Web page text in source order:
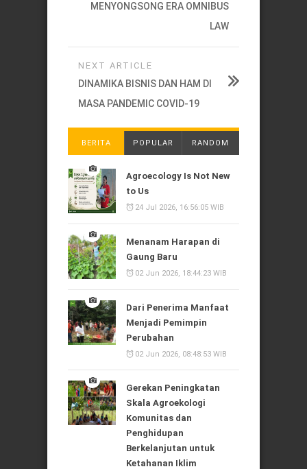
MENYONGSONG ERA OMNIBUS
LAW
NEXT ARTICLE
DINAMIKA BISNIS DAN HAM DI
MASA PANDEMIC COVID-19
BERITA POPULAR RANDOM
Agroecology Is Not New
to Us
24 Jul 2026, 16:56:05 WIB
Menanam Harapan di
Gaung Baru
02 Jun 2026, 18:44:23 WIB
Dari Penerima Manfaat
Menjadi Pemimpin
Perubahan
02 Jun 2026, 08:48:53 WIB
Gerekan Peningkatan
Skala Agroekologi
Komunitas dan
Penghidupan
Berkelanjutan untuk
Ketahanan Iklim